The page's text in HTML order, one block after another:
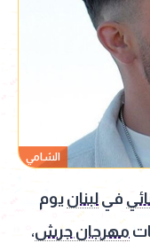
الشامي
في لبنان يوم
مهرجان جرش،